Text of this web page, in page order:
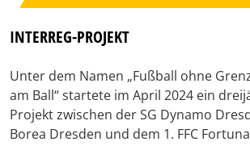
INTERREG-PROJEKT
Unter dem Namen „Fußball ohne
am Ball“ startete im April 2024 ein
Projekt zwischen der SG Dynamo
Borea Dresden und dem 1. FFC